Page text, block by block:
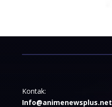
Kontak:
Info@animenewsplus.net